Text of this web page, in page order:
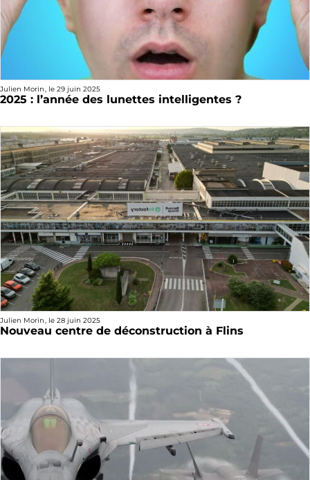
Julien Morin, le 29 juin 2025
2025 : l’année des lunettes intelligentes ?
Julien Morin, le 28 juin 2025
Nouveau centre de déconstruction à Flins